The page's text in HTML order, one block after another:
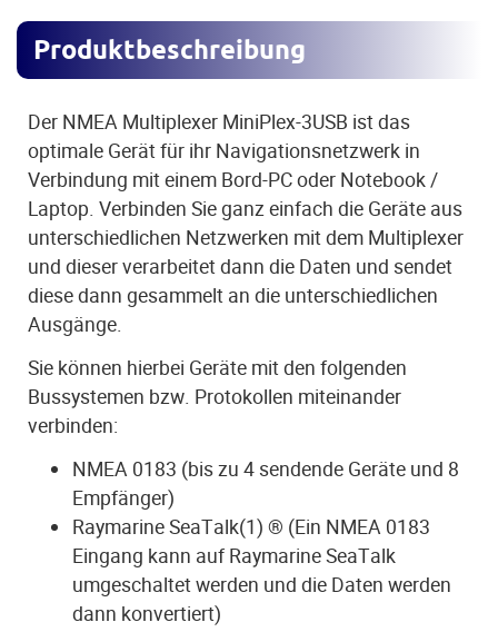
Produktbeschreibung
Der NMEA Multiplexer MiniPlex-3USB ist das
optimale Gerät für ihr Navigationsnetzwerk in
Verbindung mit einem Bord-PC oder Notebook /
Laptop. Verbinden Sie ganz einfach die Geräte aus
unterschiedlichen Netzwerken mit dem Multiplexer
und dieser verarbeitet dann die Daten und sendet
diese dann gesammelt an die unterschiedlichen
Ausgänge.
Sie können hierbei Geräte mit den folgenden
Bussystemen bzw. Protokollen miteinander
verbinden:
NMEA 0183 (bis zu 4 sendende Geräte und 8
Empfänger)
Raymarine SeaTalk(1) ® (Ein NMEA 0183
Eingang kann auf Raymarine SeaTalk
umgeschaltet werden und die Daten werden
dann konvertiert)